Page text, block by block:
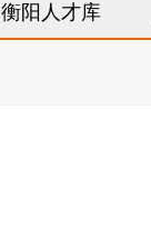
衡阳人才库